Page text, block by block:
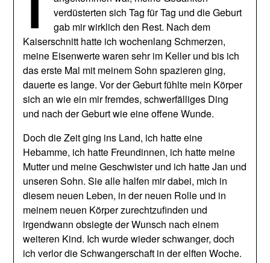
verdüsterten sich Tag für Tag und die Geburt
gab mir wirklich den Rest. Nach dem
Kaiserschnitt hatte ich wochenlang Schmerzen,
meine Eisenwerte waren sehr im Keller und bis ich
das erste Mal mit meinem Sohn spazieren ging,
dauerte es lange. Vor der Geburt fühlte mein Körper
sich an wie ein mir fremdes, schwerfälliges Ding
und nach der Geburt wie eine offene Wunde.
Doch die Zeit ging ins Land, ich hatte eine
Hebamme, ich hatte Freundinnen, ich hatte meine
Mutter und meine Geschwister und ich hatte Jan und
unseren Sohn. Sie alle halfen mir dabei, mich in
diesem neuen Leben, in der neuen Rolle und in
meinem neuen Körper zurechtzufinden und
irgendwann obsiegte der Wunsch nach einem
weiteren Kind. Ich wurde wieder schwanger, doch
ich verlor die Schwangerschaft in der elften Woche.